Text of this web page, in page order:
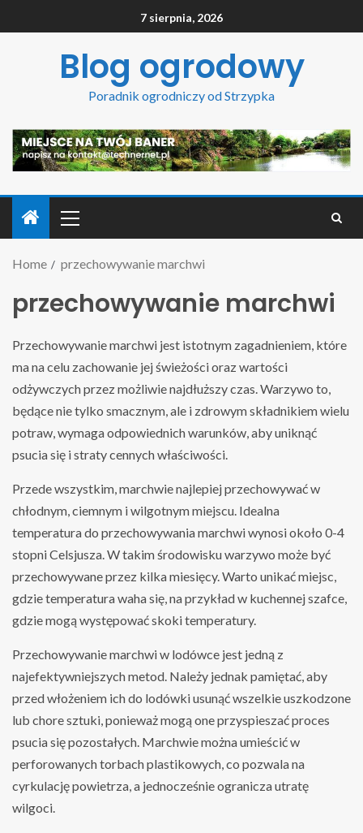
7 sierpnia, 2026
Blog ogrodowy
Poradnik ogrodniczy od Strzypka
Home przechowywanie marchwi
przechowywanie marchwi
Przechowywanie marchwi jest istotnym zagadnieniem, które
ma na celu zachowanie jej świeżości oraz wartości
odżywczych przez możliwie najdłuższy czas. Warzywo to,
będące nie tylko smacznym, ale i zdrowym składnikiem wielu
potraw, wymaga odpowiednich warunków, aby uniknąć
psucia się i straty cennych właściwości.
Przede wszystkim, marchwie najlepiej przechowywać w
chłodnym, ciemnym i wilgotnym miejscu. Idealna
temperatura do przechowywania marchwi wynosi około 0-4
stopni Celsjusza. W takim środowisku warzywo może być
przechowywane przez kilka miesięcy. Warto unikać miejsc,
gdzie temperatura waha się, na przykład w kuchennej szafce,
gdzie mogą występować skoki temperatury.
Przechowywanie marchwi w lodówce jest jedną z
najefektywniejszych metod. Należy jednak pamiętać, aby
przed włożeniem ich do lodówki usunąć wszelkie uszkodzone
lub chore sztuki, ponieważ mogą one przyspieszać proces
psucia się pozostałych. Marchwie można umieścić w
perforowanych torbach plastikowych, co pozwala na
cyrkulację powietrza, a jednocześnie ogranicza utratę
wilgoci.